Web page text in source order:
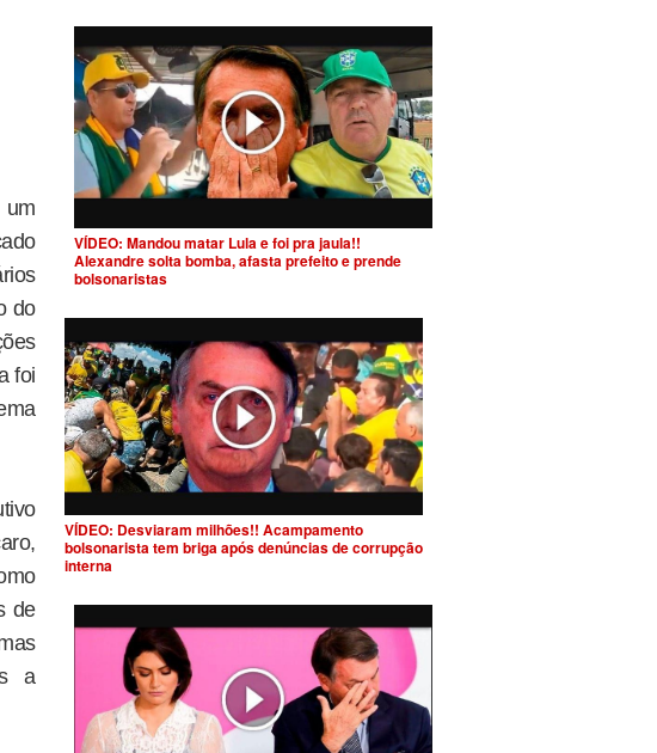
do
foi
de
a
VÍDEO: Mandou matar Lula e foi pra jaula!!
Alexandre solta bomba, afasta prefeito e prende
bolsonaristas
VÍDEO: Desviaram milhões!! Acampamento
bolsonarista tem briga após denúncias de corrupção
interna